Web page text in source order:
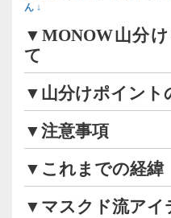
ん ↓
▼MONOW山分
て
▼山分けポイント
▼注意事項
▼これまでの経緯
▼マスクド流アイ